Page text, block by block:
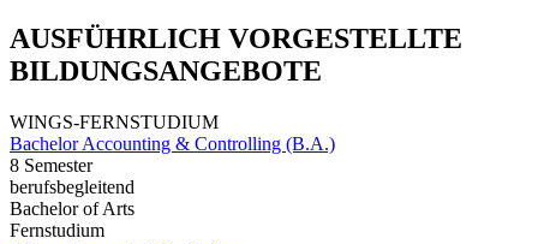
AUSFÜHRLICH VORGESTELLTE
BILDUNGSANGEBOTE
WINGS-FERNSTUDIUM
Bachelor Accounting & Controlling (B.A.)
8 Semester
berufsbegleitend
Bachelor of Arts
Fernstudium